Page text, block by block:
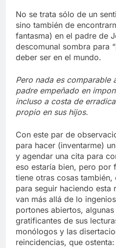
No se trata sólo de un
sino también de
fantasma) en el padre de
descomunal sombra para
deber ser en el mundo.
Pero nada es comparable
padre empeñado en
incluso a costa de
propio en sus hijos.
Con este par de
para hacer (inventarme)
y agendar una cita para
eso estaría bien, pero por
tiene otras cosas
para seguir haciendo esta
van más allá de lo
portones abiertos,
gratificantes de sus
monólogos y las
reincidencias, que ostenta: